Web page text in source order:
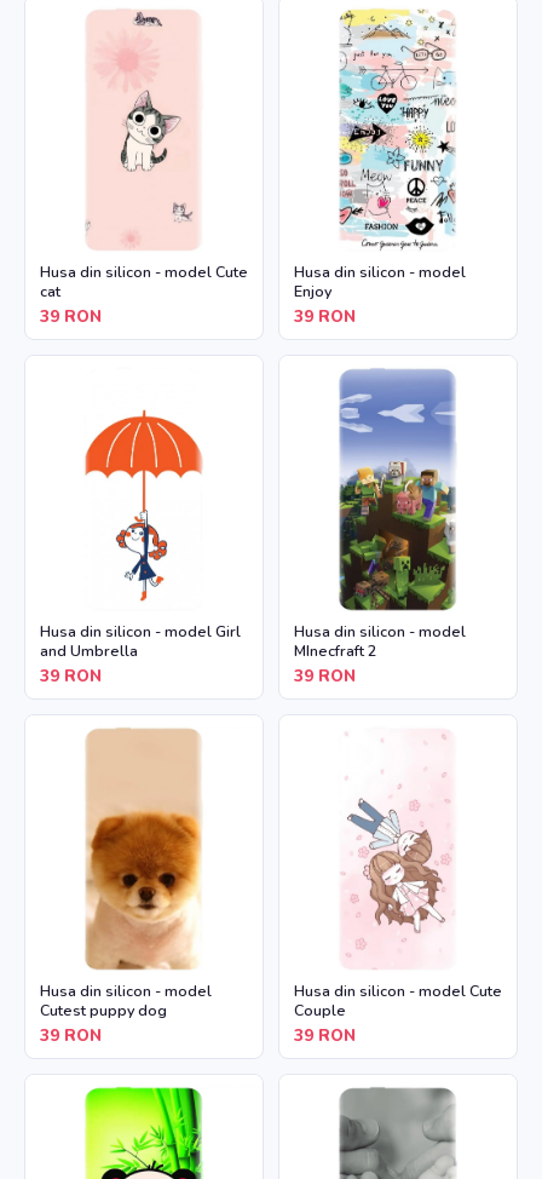
Husa din silicon - model Cute
cat
39 RON
Husa din silicon - model
Enjoy
39 RON
Husa din silicon - model Girl
and Umbrella
39 RON
Husa din silicon - model
MInecfraft 2
39 RON
Husa din silicon - model
Cutest puppy dog
39 RON
Husa din silicon - model Cute
Couple
39 RON